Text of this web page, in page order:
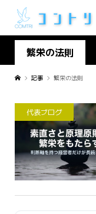
繁栄の法則
記事 繁栄の法則
代表ブログ